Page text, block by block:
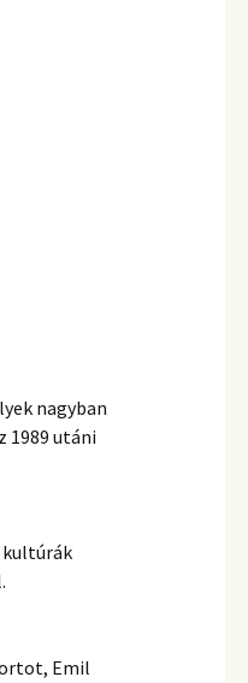
nagyban
utáni
kultúrák
Emil